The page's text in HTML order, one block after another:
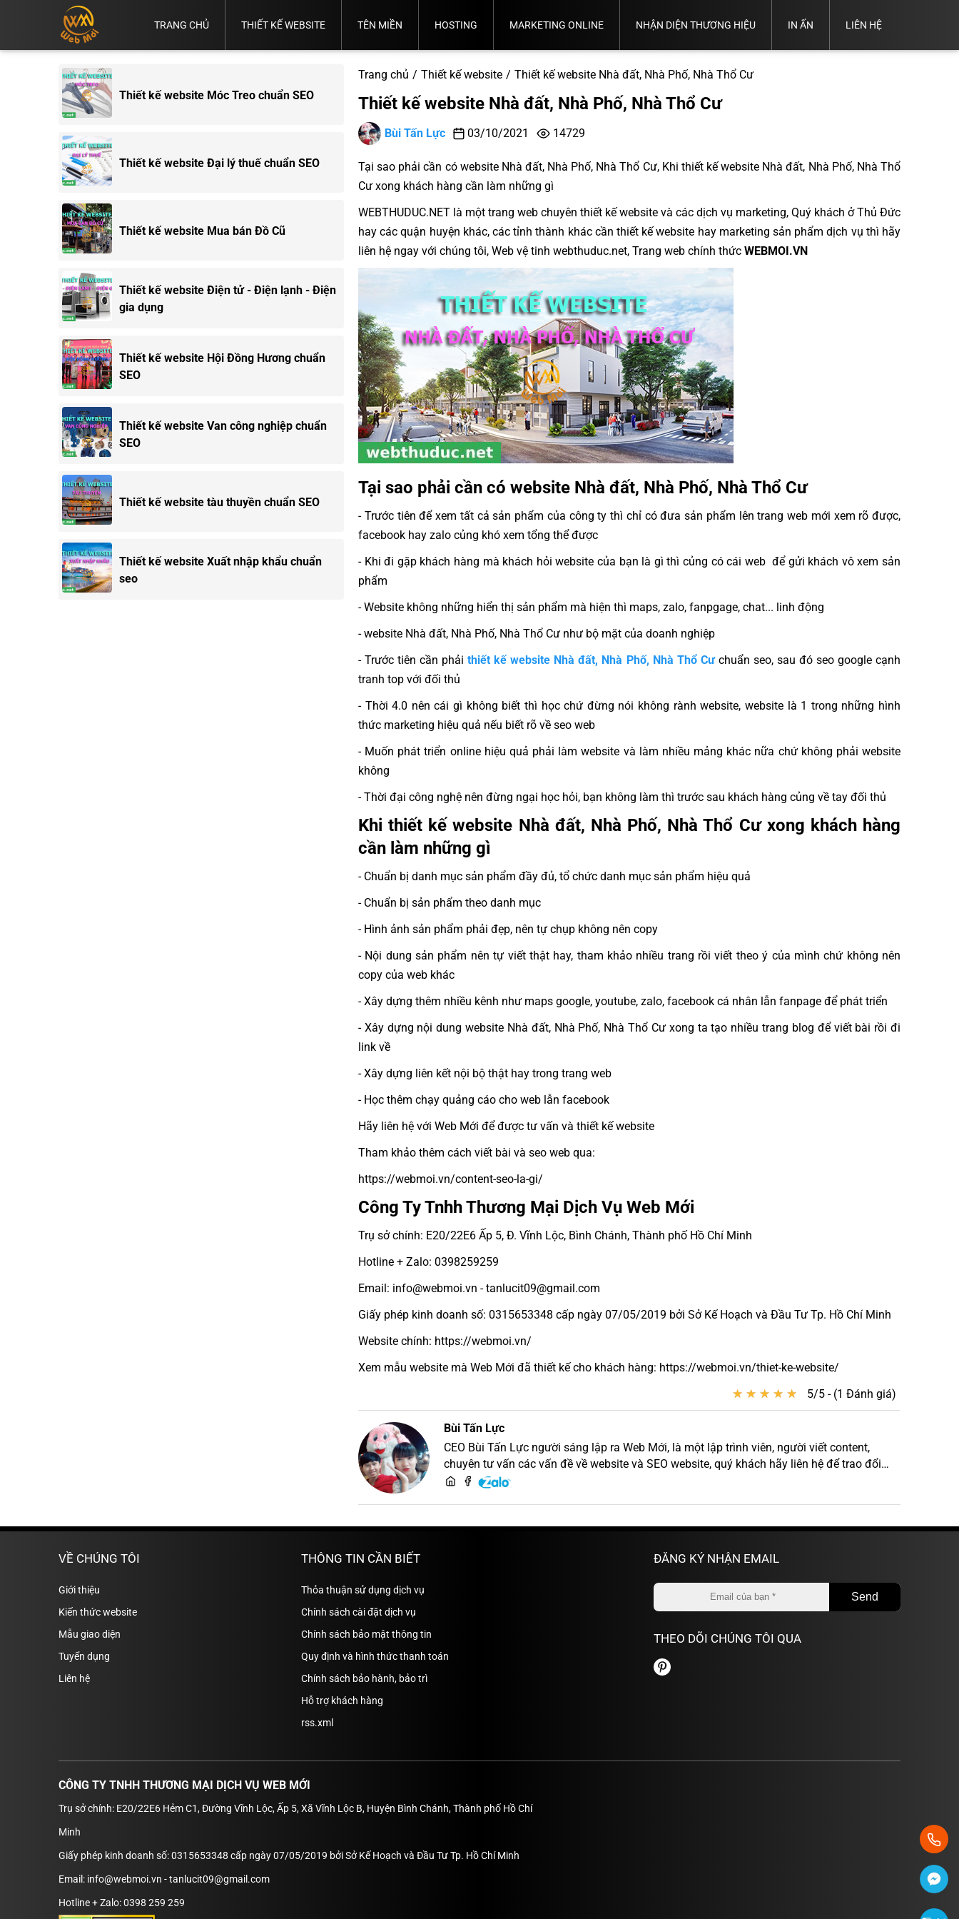
TRANG CHỦ THIẾT KẾ WEBSITE
Website
Thiết
Bình
Dương
Thiết
Bán
Hàng
Thiết
Chuẩn
SEO
Có
TP.HCM
TÊN MIỀN
Giá
Tên
Miền
Đăng
Ký
Tên
Miền.
Nghĩa
Tên
Miền
Chọn
Miền
Hợp
Thuận
Tên
Quốc
Tế
Định
Dụng
Miền
VN
HOSTING
Giá
Email
Sever
Dữ
Liệu.
Tư Vấn
Hosting
Hợp
MARKETING ONLINE
Marketing
Tổng Thể
Email
Marketing
Trị
Quản Trị
Fanpage
Tin
Truyền
Thống
Google
Banner
NHẬN DIỆN THƯƠNG HIỆU
ND
Thương
Kế
Thiết Kế
Catalogue
Hồ
Sơ
Lực
Kế
Name
Thiết
Thẻ
Viên
IN ẤN LIÊN HỆ
Trang chủ Thiết kế website Thiết kế website Nhà đất, Nhà Phố, Nhà Thổ Cư
Thiết kế website Nhà đất, Nhà Phố, Nhà Thổ Cư
Bùi Tấn Lực 03/10/2021 14729
Tại sao phải cần có website Nhà đất, Nhà Phố, Nhà Thổ Cư, Khi thiết kế website Nhà đất, Nhà Phố, Nhà Thổ
Cư xong khách hàng cần làm những gì
WEBTHUDUC.NET là một trang web chuyên thiết kế website và các dịch vụ marketing, Quý khách ở Thủ Đức
hay các quận huyện khác, các tỉnh thành khác cần thiết kế website hay marketing sản phẩm dịch vụ thì hãy
liên hệ ngay với chúng tôi, Web vệ tinh webthuduc.net, Trang web chính thức WEBMOI.VN
Tại sao phải cần có website Nhà đất, Nhà Phố, Nhà Thổ Cư
- Trước tiên để xem tất cả sản phẩm của công ty thì chỉ có đưa sản phẩm lên trang web mới xem rõ được,
facebook hay zalo củng khó xem tổng thể được
- Khi đi gặp khách hàng mà khách hỏi website của bạn là gì thì củng có cái web để gửi khách vô xem sản
phẩm
- Website không những hiển thị sản phẩm mà hiện thì maps, zalo, fanpgage, chat... linh động
- website Nhà đất, Nhà Phố, Nhà Thổ Cư như bộ mặt của doanh nghiệp
- Trước tiên cần phảithiết kế website Nhà đất, Nhà Phố, Nhà Thổ Cưchuẩn seo, sau đó seo google cạnh
tranh top với đối thủ
- Thời 4.0 nên cái gì không biết thì học chứ đừng nói không rành website, website là 1 trong những hình
thức marketing hiệu quả nếu biết rõ về seo web
- Muốn phát triển online hiệu quả phải làm website và làm nhiều mảng khác nữa chứ không phải website
không
- Thời đại công nghệ nên đừng ngại học hỏi, bạn không làm thì trước sau khách hàng củng về tay đối thủ
Khi thiết kế website Nhà đất, Nhà Phố, Nhà Thổ Cư xong khách hàng
cần làm những gì
- Chuẩn bị danh mục sản phẩm đầy đủ, tổ chức danh mục sản phẩm hiệu quả
- Chuẩn bị sản phẩm theo danh mục
- Hình ảnh sản phẩm phải đẹp, nên tự chụp không nên copy
- Nội dung sản phẩm nên tự viết thật hay, tham khảo nhiều trang rồi viết theo ý của mình chứ không nên
copy của web khác
- Xây dựng thêm nhiều kênh như maps google, youtube, zalo, facebook cá nhân lẫn fanpage để phát triển
- Xây dựng nội dung website Nhà đất, Nhà Phố, Nhà Thổ Cư xong ta tạo nhiều trang blog để viết bài rồi đi
link về
- Xây dựng liên kết nội bộ thật hay trong trang web
- Học thêm chạy quảng cáo cho web lẫn facebook
Hãy liên hệ với Web Mới để được tư vấn và thiết kế website
Tham khảo thêm cách viết bài và seo web qua:
https://webmoi.vn/content-seo-la-gi/
Công Ty Tnhh Thương Mại Dịch Vụ Web Mới
Trụ sở chính: E20/22E6 Ấp 5, Đ. Vĩnh Lộc, Bình Chánh, Thành phố Hồ Chí Minh
Hotline + Zalo: 0398259259
Email: info@webmoi.vn - tanlucit09@gmail.com
Giấy phép kinh doanh số: 0315653348 cấp ngày 07/05/2019 bởi Sở Kế Hoạch và Đầu Tư Tp. Hồ Chí Minh
Website chính: https://webmoi.vn/
Xem mẫu website mà Web Mới đã thiết kế cho khách hàng: https://webmoi.vn/thiet-ke-website/
★ ★ ★ ★ ★
★ ★ ★ ★ ★ 5/5 - (1 Đánh giá)
Bùi Tấn Lực
CEO Bùi Tấn Lực người sáng lập ra Web Mới, là một lập trình viên, người viết content,
chuyên tư vấn các vấn đề về website và SEO website, quý khách hãy liên hệ để trao đổi
thiết kế website
Thiết kế website Móc Treo chuẩn SEO
Thiết kế website Đại lý thuế chuẩn SEO
Thiết kế website Mua bán Đồ Cũ
Thiết kế website Điện tử - Điện lạnh - Điện
gia dụng
Thiết kế website Hội Đồng Hương chuẩn
SEO
Thiết kế website Van công nghiệp chuẩn
SEO
Thiết kế website tàu thuyền chuẩn SEO
Thiết kế website Xuất nhập khẩu chuẩn
seo
VỀ CHÚNG TÔI
Giới thiệu
Kiến thức website
Mẫu giao diện
Tuyển dụng
Liên hệ
THÔNG TIN CẦN BIẾT
Thỏa thuận sử dụng dịch vụ
Chính sách cài đặt dịch vụ
Chính sách bảo mật thông tin
Quy định và hình thức thanh toán
Chính sách bảo hành, bảo trì
Hỗ trợ khách hàng
rss.xml
ĐĂNG KÝ NHẬN EMAIL
THEO DÕI CHÚNG TÔI QUA
CÔNG TY TNHH THƯƠNG MẠI DỊCH VỤ WEB MỚI
Trụ sở chính: E20/22E6 Hẻm C1, Đường Vĩnh Lộc, Ấp 5, Xã Vĩnh Lộc B, Huyện Bình Chánh, Thành phố Hồ Chí
Minh
Giấy phép kinh doanh số: 0315653348 cấp ngày 07/05/2019 bởi Sở Kế Hoạch và Đầu Tư Tp. Hồ Chí Minh
Email: info@webmoi.vn - tanlucit09@gmail.com
Hotline + Zalo: 0398 259 259